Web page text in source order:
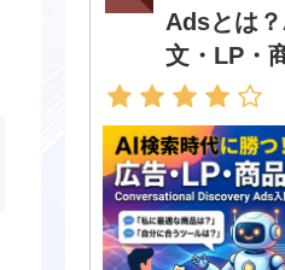
Adsとは
文・LP・